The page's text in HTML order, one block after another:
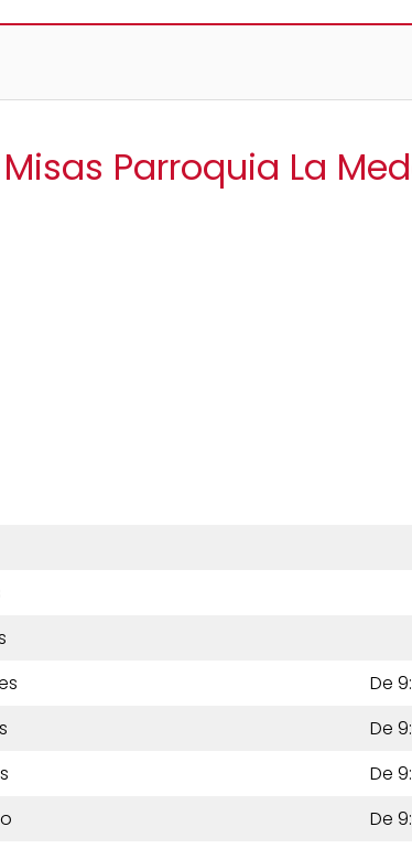
Parroquia La
De
De
De
De